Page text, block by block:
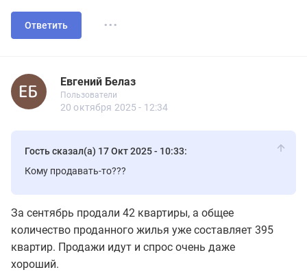
Ответить ...
Евгений Белаз
Евгений Белаз
Пользователи
Новичок
Пользователи
10 сообщений
20 октября 2025 - 12:34
Гость сказал(а) 17 Окт 2025 - 10:33:
Кому продавать-то???
За сентябрь продали 42 квартиры, а общее
количество проданного жилья уже составляет 395
квартир. Продажи идут и спрос очень даже
хороший.